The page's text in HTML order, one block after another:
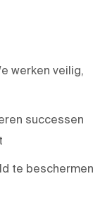
werken veilig,
successen
te beschermen